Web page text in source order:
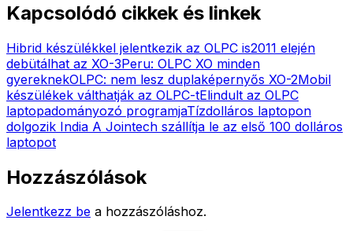
Kapcsolódó cikkek és linkek
Hibrid készülékkel jelentkezik az OLPC is2011 elején
debütálhat az XO-3Peru: OLPC XO minden
gyereknekOLPC: nem lesz duplaképernyős XO-2Mobil
készülékek válthatják az OLPC-tElindult az OLPC
laptopadományozó programjaTízdolláros laptopon
dolgozik India A Jointech szállítja le az első 100 dolláros
laptopot
Hozzászólások
Jelentkezz be a hozzászóláshoz.